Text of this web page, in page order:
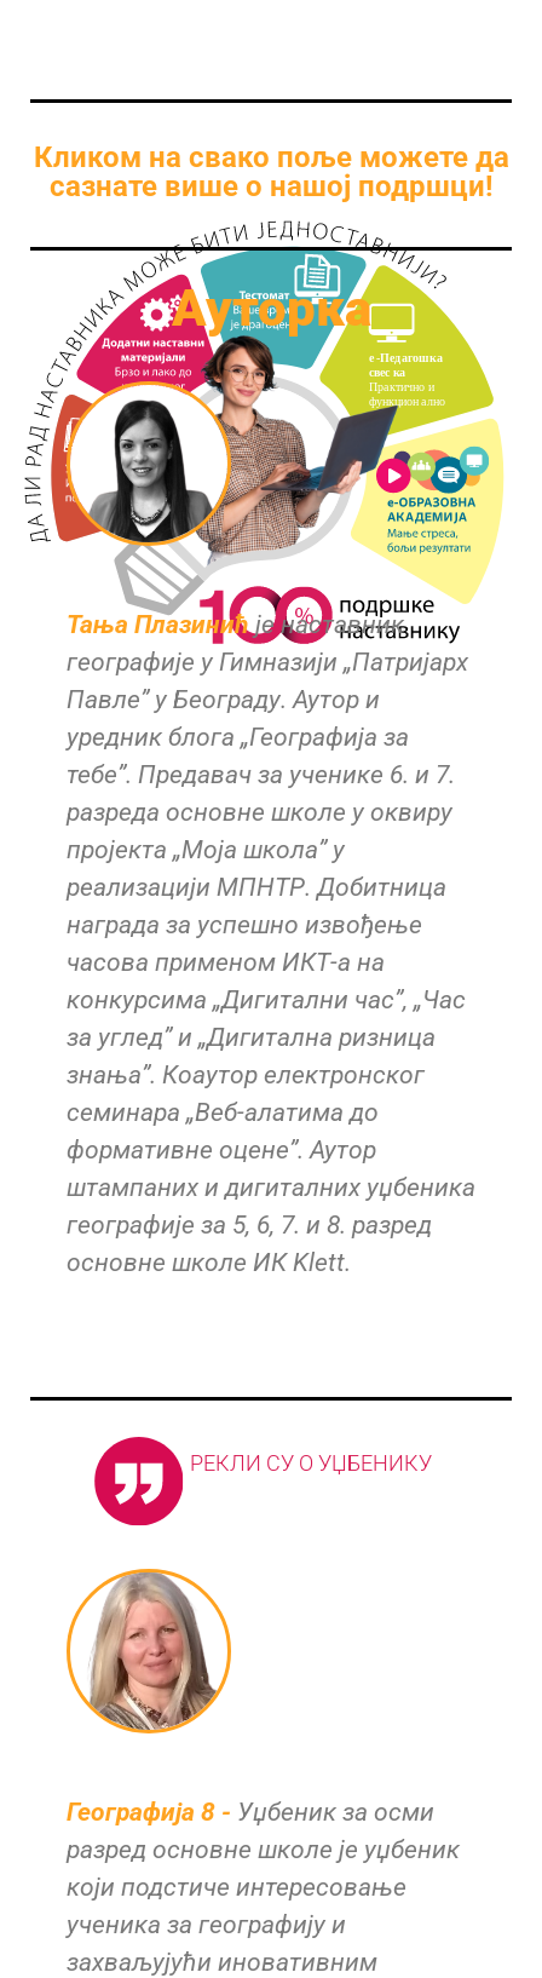
Кликом на свако поље можете да
сазнате више о нашој подршци!
Ауторка
Тања Плазинићје наставник
географије у Гимназији „Патријарх
Павле” у Београду. Аутор и
уредник блога „Географија за
тебе”. Предавач за ученике 6. и 7.
разреда основне школе у оквиру
пројекта „Моја школа” у
реализацији МПНТР. Добитница
награда за успешно извођење
часова применом ИКТ-а на
конкурсима „Дигитални час”, „Час
за углед” и „Дигитална ризница
знања”. Коаутор електронског
семинара „Веб-алатима до
формативне оцене”. Аутор
штампаних и дигиталних уџбеника
географије за 5, 6, 7. и 8. разред
основне школе ИК Klett.
РЕКЛИ СУ О УЏБЕНИКУ
Географија 8 - Уџбеник за осми
разред основне школе је уџбеник
који подстиче интересовање
ученика за географију и
захваљујући иновативним